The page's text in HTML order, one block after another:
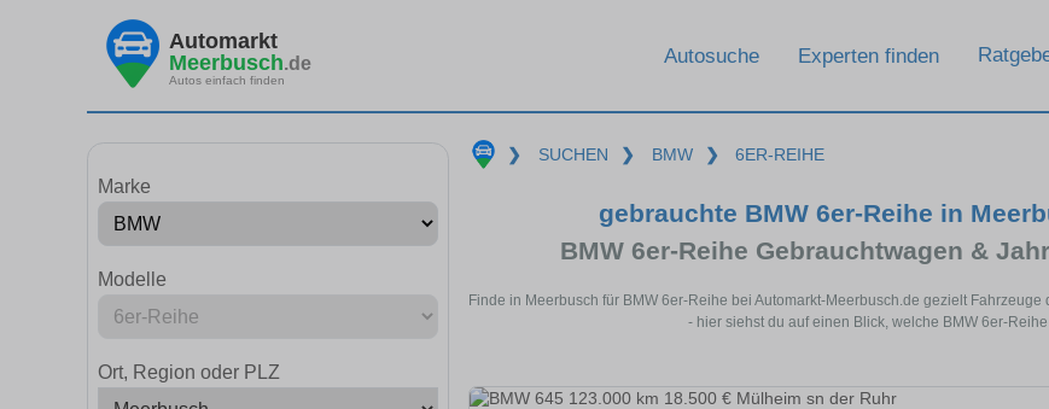
Automarkt
Meerbusch.de
Autos einfach finden
Autosuche Experten finden
Marke
Modelle
Ort, Region oder PLZ
❯ SUCHEN ❯ BMW ❯ 6ER-REIHE
gebrauchte BMW 6er-Reihe in
BMW 6er-Reihe Gebrauchtwagen &
Finde in Meerbusch für BMW 6er-Reihe bei Automarkt-Meerbusch.de gezielt
- hier siehst du auf einen Blick, welche BMW 6er-